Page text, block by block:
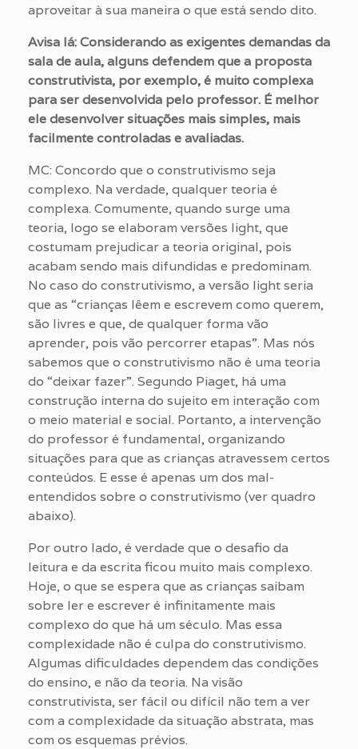
aproveitar à sua maneira o que está sendo dito.
Avisa lá: Considerando as exigentes demandas da
sala de aula, alguns defendem que a proposta
construtivista, por exemplo, é muito complexa
para ser desenvolvida pelo professor. É melhor
ele desenvolver situações mais simples, mais
facilmente controladas e avaliadas.
MC: Concordo que o construtivismo seja
complexo. Na verdade, qualquer teoria é
complexa. Comumente, quando surge uma
teoria, logo se elaboram versões light, que
costumam prejudicar a teoria original, pois
acabam sendo mais difundidas e predominam.
No caso do construtivismo, a versão light seria
que as “crianças lêem e escrevem como querem,
são livres e que, de qualquer forma vão
aprender, pois vão percorrer etapas”. Mas nós
sabemos que o construtivismo não é uma teoria
do “deixar fazer”. Segundo Piaget, há uma
construção interna do sujeito em interação com
o meio material e social. Portanto, a intervenção
do professor é fundamental, organizando
situações para que as crianças atravessem certos
conteúdos. E esse é apenas um dos mal-
entendidos sobre o construtivismo (ver quadro
abaixo).
Por outro lado, é verdade que o desafio da
leitura e da escrita ficou muito mais complexo.
Hoje, o que se espera que as crianças saibam
sobre ler e escrever é infinitamente mais
complexo do que há um século. Mas essa
complexidade não é culpa do construtivismo.
Algumas dificuldades dependem das condições
do ensino, e não da teoria. Na visão
construtivista, ser fácil ou difícil não tem a ver
com a complexidade da situação abstrata, mas
com os esquemas prévios.